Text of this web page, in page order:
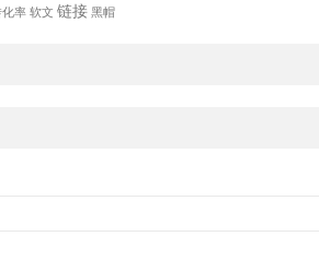
化率 软文 链接 黑帽